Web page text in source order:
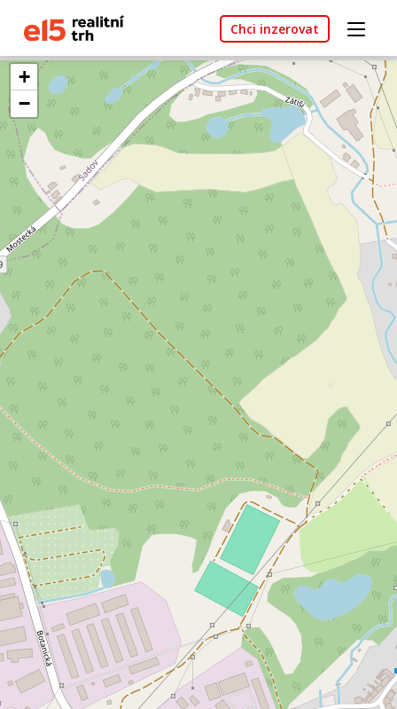
Chci inzerovat
+
−